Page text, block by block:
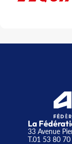
La
33 Avenue
T.01 53 80 70